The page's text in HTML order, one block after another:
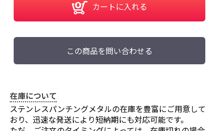
カートに入れる
この商品を問い合わせる
在庫について
ステンレスパンチングメタルの在庫を豊富にご用意して
おり、迅速な発送により短納期にも対応可能です。